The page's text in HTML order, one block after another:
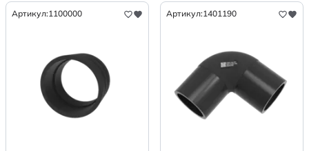
Артикул:1100000 Артикул:1401190